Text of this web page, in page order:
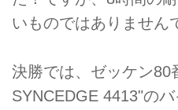
いものではありません
決勝では、ゼッケン80
SYNCEDGE 4413"の